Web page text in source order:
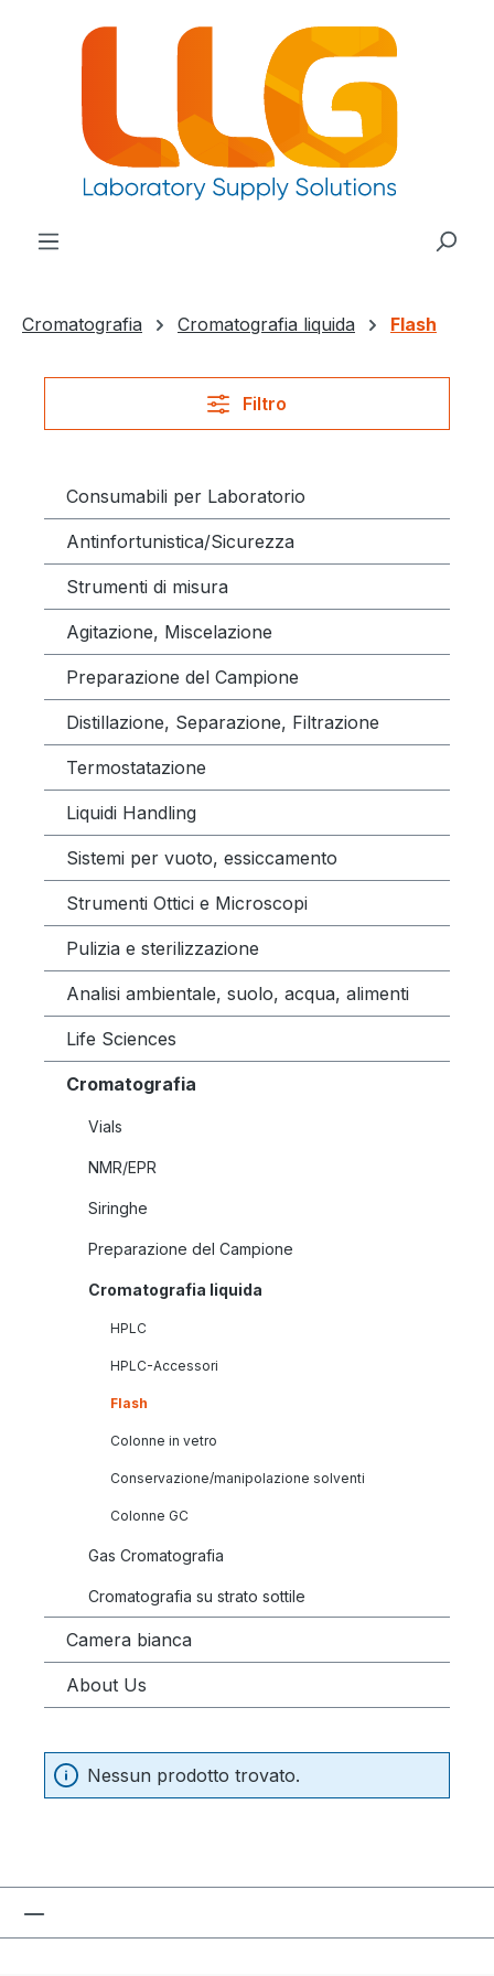
principale
Cromatografia Cromatografia liquida Flash
Filtro
Consumabili per Laboratorio
Antinfortunistica/Sicurezza
Strumenti di misura
Agitazione, Miscelazione
Preparazione del Campione
Distillazione, Separazione, Filtrazione
Termostatazione
Liquidi Handling
Sistemi per vuoto, essiccamento
Strumenti Ottici e Microscopi
Pulizia e sterilizzazione
Analisi ambientale, suolo, acqua, alimenti
Life Sciences
Cromatografia
Vials
NMR/EPR
Siringhe
Preparazione del Campione
Cromatografia liquida
HPLC
HPLC-Accessori
Flash
Colonne in vetro
Conservazione/manipolazione solventi
Colonne GC
Gas Cromatografia
Cromatografia su strato sottile
Camera bianca
About Us
Nessun prodotto trovato.